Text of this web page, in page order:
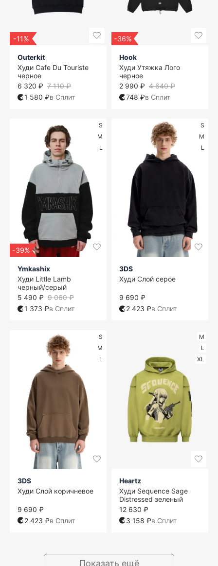
-11%
Outerkit
Худи Cafe Du Touriste
черное
7 110 ₽
6 320 ₽
1 580 ₽в Сплит
-36%
Hook
Худи Утяжка Лого
черное
4 640 ₽
2 990 ₽
748 ₽в Сплит
S
M
L
-39%
Ymkashix
Худи Little Lamb
черный/серый
9 060 ₽
5 490 ₽
1 373 ₽в Сплит
S
M
L
3DS
Худи Слой серое
9 690 ₽
2 423 ₽в Сплит
S
M
L
3DS
Худи Слой коричневое
9 690 ₽
2 423 ₽в Сплит
M
L
XL
Heartz
Худи Sequence Sage
Distressed зеленый
12 630 ₽
3 158 ₽в Сплит
Показать ещё